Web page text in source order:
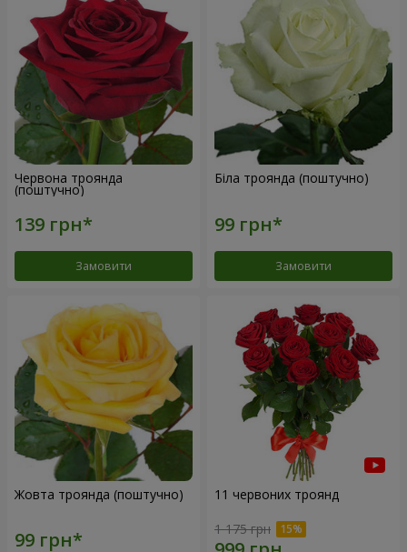
Червона троянда
(поштучно)
Замовити
Біла троянда (поштучно)
Замовити
Жовта троянда (поштучно) 11 червоних троянд
1 175 грн